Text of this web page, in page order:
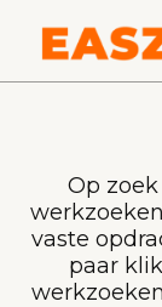
Op
vaste
paar